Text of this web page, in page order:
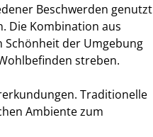
Beschwerden genutzt
Die Kombination aus
der Umgebung
streben.
Traditionelle
Ambiente zum